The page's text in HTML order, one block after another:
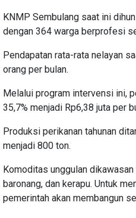
KNMP Sembulang saat ini
dengan 364 warga berprofesi
Pendapatan rata-rata nelayan
orang per bulan.
Melalui program intervensi ini,
35,7% menjadi Rp6,38 juta per
Produksi perikanan tahunan
menjadi 800 ton.
Komoditas unggulan
baronang, dan kerapu. Untuk
pemerintah akan membangun